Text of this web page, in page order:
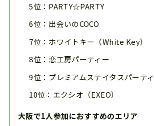
5位：PARTY☆PARTY
6位：出会いのCOCO
7位：ホワイトキー（White Key）
8位：恋工房パーティー
9位：プレミアムステイタスパーテ
10位：エクシオ（EXEO）
大阪で1人参加におすすめのエリア